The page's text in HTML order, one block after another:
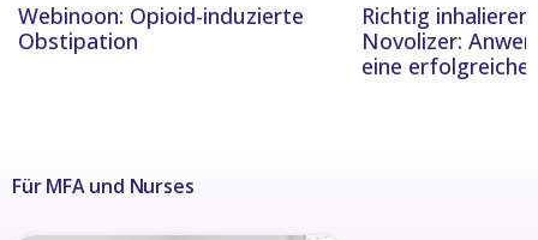
Webinoon: Opioid-induzierte
Obstipation
Richtig
Novolizer:
eine erfolgreiche
Für MFA und Nurses